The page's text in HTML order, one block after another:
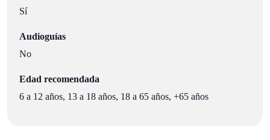
Sí
Audioguías
No
Edad recomendada
6 a 12 años, 13 a 18 años, 18 a 65 años, +65 años